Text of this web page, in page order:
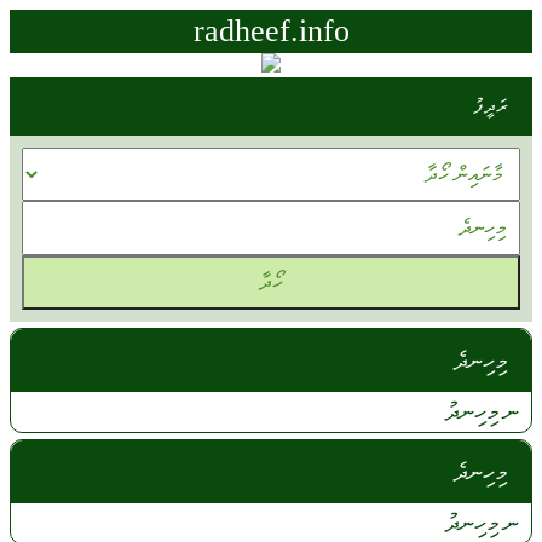
radheef.info
ރަދީފު
މިހިނދެ
ނ މިހިނދު
މިހިނދެ
ނމިހިނދު